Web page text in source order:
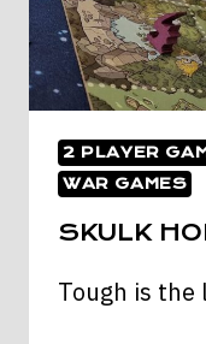
2 PLAYER
WAR GAMES
SKULK
Tough is the